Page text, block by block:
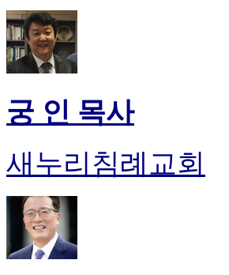
궁 인 목사
새누리침례교회